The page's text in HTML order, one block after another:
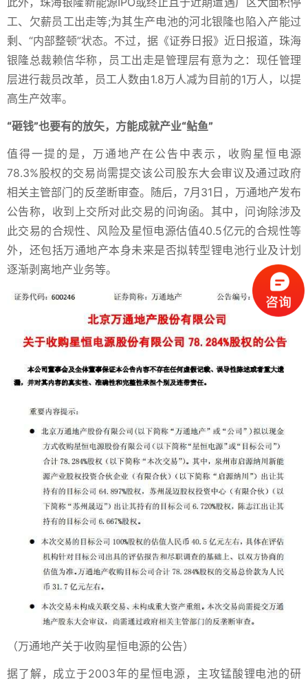
工、欠薪员工出走等;为其生产电池的河北银隆也陷入产能过
剩、“内部整顿”状态。不过，据《证券日报》近日报道，珠海
银隆总裁赖信华称，员工出走是管理层有意为之：现任管理
层进行裁员改革，员工人数由1.8万人减为目前的1万人，以提
高生产效率。
“砸钱”也要有的放矢，方能成就产业“鲇鱼”
值得一提的是，万通地产在公告中表示，收购星恒电源
78.3%股权的交易尚需提交该公司股东大会审议及通过政府
相关主管部门的反垄断审查。随后，7月31日，万通地产发布
公告称，收到上交所对此交易的问询函。其中，问询除涉及
此交易的合规性、风险及星恒电源估值40.5亿元的合规性等
外，还包括万通地产本身未来是否拟转型锂电池行业及计划
逐渐剥离地产业务等。
（万通地产关于收购星恒电源的公告）
据了解，成立于2003年的星恒电源，主攻锰酸锂电池的研